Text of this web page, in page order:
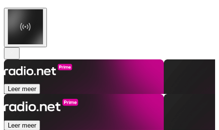
Leer meer
Leer meer